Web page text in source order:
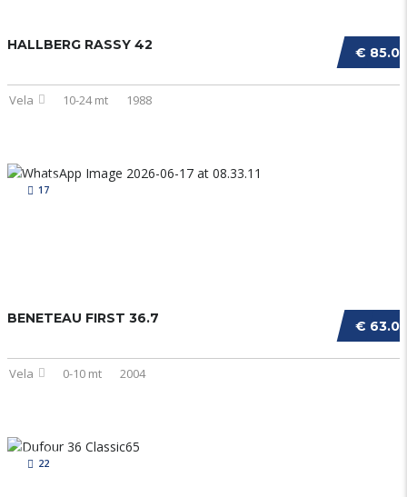
€
HALLBERG RASSY 42
Vela 10-24 mt 1988
17
€
BENETEAU FIRST 36.7
Vela 0-10 mt 2004
22